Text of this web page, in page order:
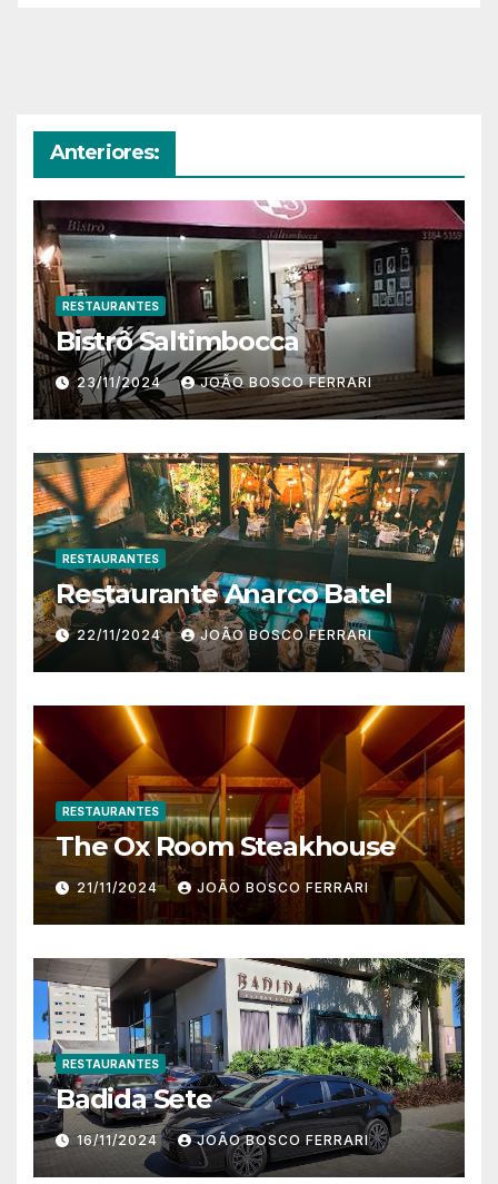
Anteriores:
RESTAURANTES
Bistrô Saltimbocca
23/11/2024 JOÃO BOSCO FERRARI
RESTAURANTES
Restaurante Anarco Batel
22/11/2024 JOÃO BOSCO FERRARI
RESTAURANTES
The Ox Room Steakhouse
21/11/2024 JOÃO BOSCO FERRARI
RESTAURANTES
Badida Sete
16/11/2024 JOÃO BOSCO FERRARI